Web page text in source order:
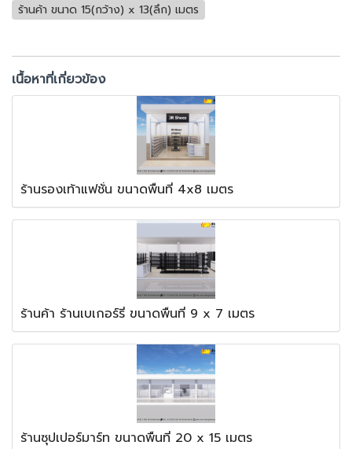
ร้านค้า ขนาด 15(กว้าง) x 13(ลึก) เมตร
เนื้อหาที่เกี่ยวข้อง
ร้านรองเท้าแฟชั่น ขนาดพื้นที่ 4x8 เมตร
ร้านค้า ร้านเบเกอร์รี่ ขนาดพื้นที่ 9 x 7 เมตร
ร้านซุปเปอร์มาร์ท ขนาดพื้นที่ 20 x 15 เมตร